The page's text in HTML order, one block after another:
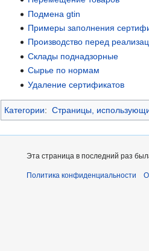
Подмена gtin
Примеры заполнения
Производство перед
Склады поднадзорные
Сырье по нормам
Удаление сертификатов
Категории: Страницы,
Эта страница в последний раз
Политика конфиденциальности